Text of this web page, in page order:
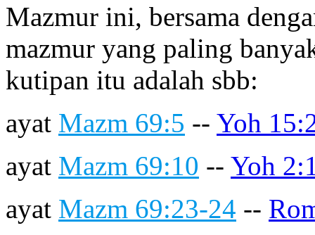
Mazmur ini, bersama
mazmur yang paling
kutipan itu adalah sbb:
ayat Mazm 69:5 -- Yoh
ayat Mazm 69:10 -- Yoh
ayat Mazm 69:23-24 --